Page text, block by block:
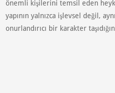
önemli kişilerini temsil eden
yapının yalnızca işlevsel değil,
onurlandırıcı bir karakter